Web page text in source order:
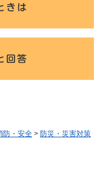
防・安全 > 防災・災害対策
きは
回答